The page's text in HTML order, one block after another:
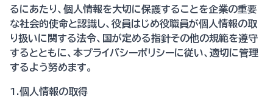
るにあたり、個人情報を大切に保護することを企業の重要
な社会的使命と認識し、役員はじめ役職員が個人情報の取
り扱いに関する法令、国が定める指針その他の規範を遵守
するとともに、本プライバシーポリシーに従い、適切に管理
するよう努めます。
1.個人情報の取得